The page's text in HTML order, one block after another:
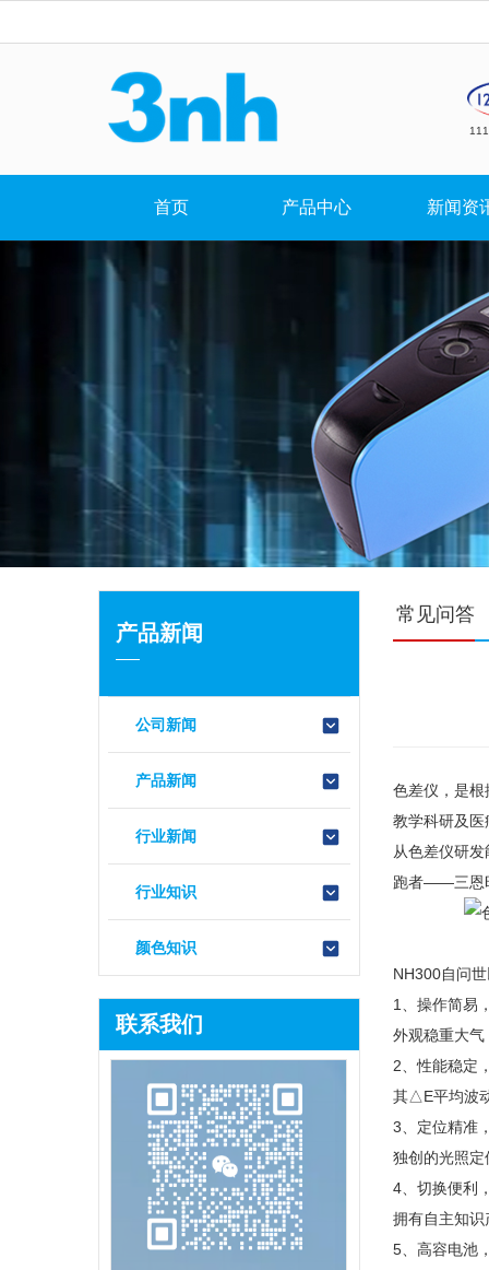
首页 产品中心 新闻资
产品新闻
公司新闻
产品新闻
行业新闻
行业知识
颜色知识
联系我们
常见问答
色差仪，是
教学科研及
从色差仪研
跑者——三恩
NH300自问
1、操作简易
外观稳重大
2、性能稳定
其△E平均波
3、定位精准
独创的光照
4、切换便利
拥有自主知
5、高容电池